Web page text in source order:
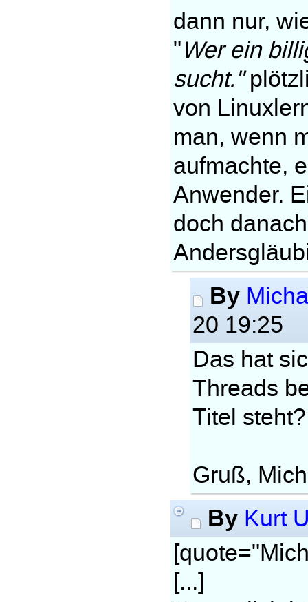
dann nur,
"Wer ein
sucht."
von
man, wenn
aufmachte,
Anwender.
doch
By
20 19:25
Das hat
Threads
Titel steht?
Gruß,
By Kurt
[...]